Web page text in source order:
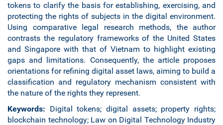
tokens to clarify the basis for establishing, exercising, and
protecting the rights of subjects in the digital environment.
Using comparative legal research methods, the author
contrasts the regulatory frameworks of the United States
and Singapore with that of Vietnam to highlight existing
gaps and limitations. Consequently, the article proposes
orientations for refining digital asset laws, aiming to build a
classification and regulatory mechanism consistent with
the nature of the rights they represent.
Keywords: Digital tokens; digital assets; property rights;
blockchain technology; Law on Digital Technology Industry